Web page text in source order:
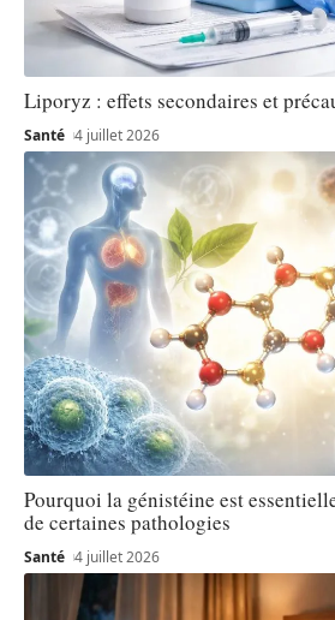
Liporyz : effets secondaires et
Santé 4 juillet 2026
Pourquoi la génistéine est
de certaines pathologies
Santé 4 juillet 2026